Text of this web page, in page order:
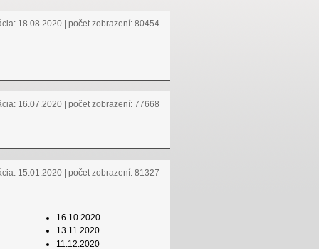
18.08.2020 | počet zobrazení: 80454
16.07.2020 | počet zobrazení: 77668
16.10.2020
13.11.2020
11.12.2020
15.01.2020 | počet zobrazení: 81327